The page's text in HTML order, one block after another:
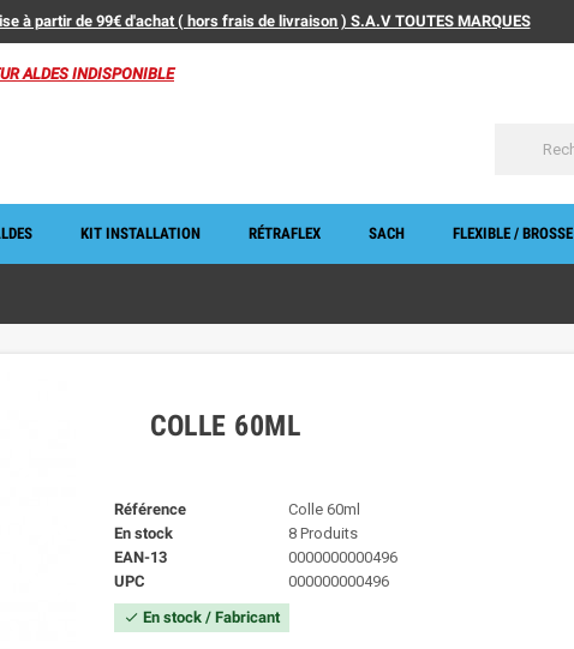
à partir de 99€ d'achat ( hors frais de livraison ) S.A.V TOUTES MARQUES
ALDES INDISPONIBLE
KIT INSTALLATION RÉTRAFLEX SACH FLEXIBLE / BROSSE
COLLE 60ML
Référence
Colle 60ml
En stock
8 Produits
EAN-13
0000000000496
UPC
000000000496
check En stock / Fabricant